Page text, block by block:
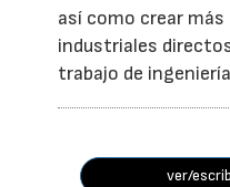
así como crear más
industriales
trabajo de
ver/